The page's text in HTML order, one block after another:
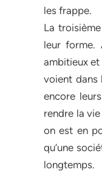
les frappe.
La
leur forme.
ambitieux
voient dans
encore
rendre la
on est en
qu’une
longtemps.